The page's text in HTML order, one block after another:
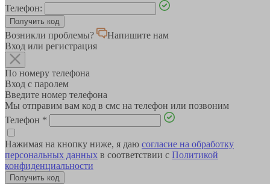
Телефон:
Возникли проблемы?
Напишите нам
Вход или регистрация
По номеру телефона
Вход с паролем
Введите номер телефона
Мы отправим вам код в смс на телефон или позвоним
Телефон *
Нажимая на кнопку ниже, я даю согласие на обработку
персональных данных в соответствии с Политикой
конфиденциальности